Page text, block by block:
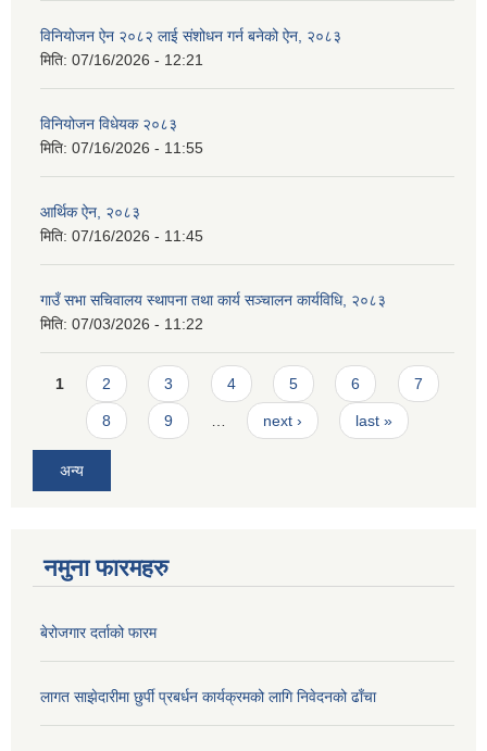
विनियोजन ऐन २०८२ लाई संशोधन गर्न बनेको ऐन, २०८३
मिति: 07/16/2026 - 12:21
विनियोजन विधेयक २०८३
मिति: 07/16/2026 - 11:55
आर्थिक ऐन, २०८३
मिति: 07/16/2026 - 11:45
गाउँ सभा सचिवालय स्थापना तथा कार्य सञ्चालन कार्यविधि, २०८३
मिति: 07/03/2026 - 11:22
Pages
1 2 3 4 5 6 7
8 9 next › last »
अन्य
नमुना फारमहरु
बेरोजगार दर्ताको फारम
लागत साझेदारीमा छुर्पी प्रबर्धन कार्यक्रमको लागि निवेदनको ढाँचा